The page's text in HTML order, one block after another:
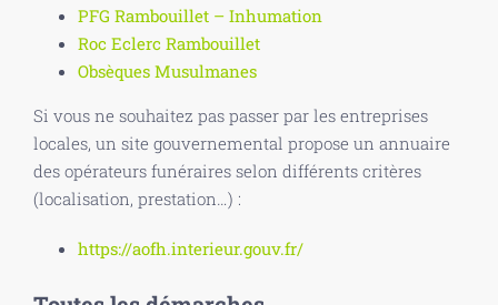
PFG Rambouillet – Inhumation
Roc Eclerc Rambouillet
Obsèques Musulmanes
Si vous ne souhaitez pas passer par les entreprises
locales, un site gouvernemental propose un annuaire
des opérateurs funéraires selon différents critères
(localisation, prestation…) :
https://aofh.interieur.gouv.fr/